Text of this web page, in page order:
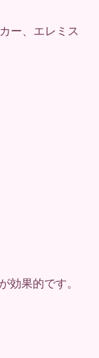
ー、エレミス
効果的です。